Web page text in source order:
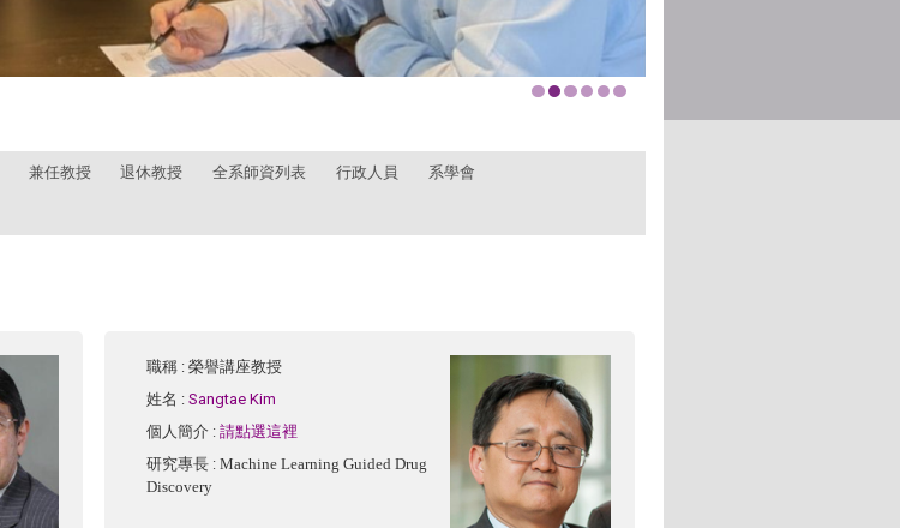
兼任教授 退休教授 全系師資列表 行政人員 系學會
職稱 : 榮譽講座教授
姓名 :Sangtae Kim
個人簡介 :請點選這裡
研究專長 :Machine Learning Guided Drug
Discovery